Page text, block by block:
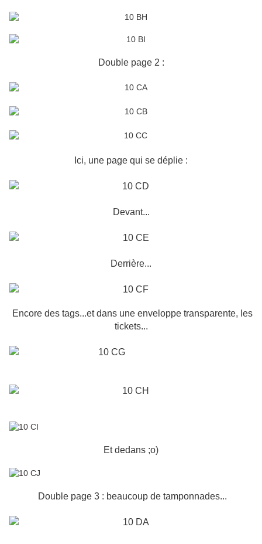
Double page 2 :
Ici, une page qui se déplie :
Devant...
Derrière...
Encore des tags...et dans une enveloppe transparente, les
tickets...
Et dedans ;o)
Double page 3 : beaucoup de tamponnades...